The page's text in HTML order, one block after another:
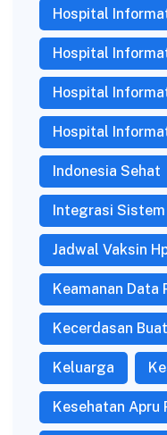
Hospital
Hospital
Hospital
Hospital
Indonesia Sehat
Integrasi
Jadwal Vaksin
Keamanan Data
Kecerdasan
Keluarga
Kesehatan Apru